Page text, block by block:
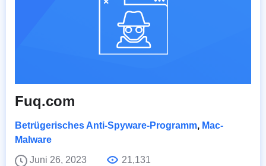
Fuq.com
Betrügerisches Anti-Spyware-Programm, Mac-
Malware
Juni 26, 2023
21,131